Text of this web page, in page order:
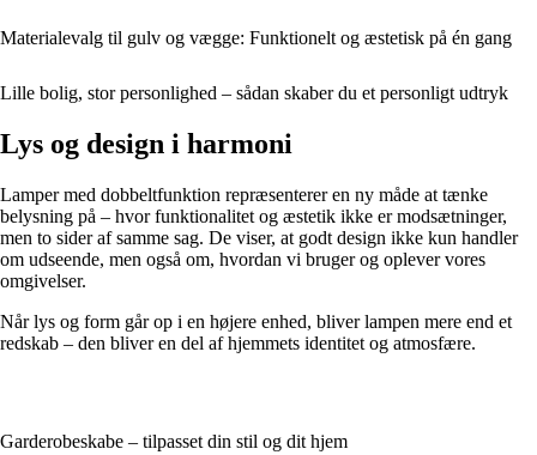
Materialevalg til gulv og vægge: Funktionelt og æstetisk på én gang
Lille bolig, stor personlighed – sådan skaber du et personligt udtryk
Lys og design i harmoni
Lamper med dobbeltfunktion repræsenterer en ny måde at tænke
belysning på – hvor funktionalitet og æstetik ikke er modsætninger,
men to sider af samme sag. De viser, at godt design ikke kun handler
om udseende, men også om, hvordan vi bruger og oplever vores
omgivelser.
Når lys og form går op i en højere enhed, bliver lampen mere end et
redskab – den bliver en del af hjemmets identitet og atmosfære.
Garderobeskabe – tilpasset din stil og dit hjem